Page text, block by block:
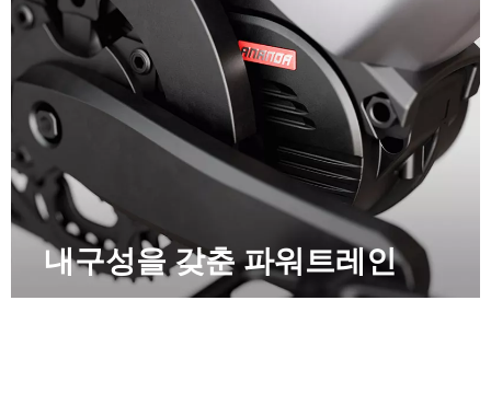
내구성을 갖춘 파워트레인​​​​​​​